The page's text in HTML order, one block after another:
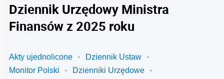
Dziennik Urzędowy Ministra
Finansów z 2025 roku
Akty ujednolicone
Dziennik Ustaw
Monitor Polski
Dzienniki Urzędowe